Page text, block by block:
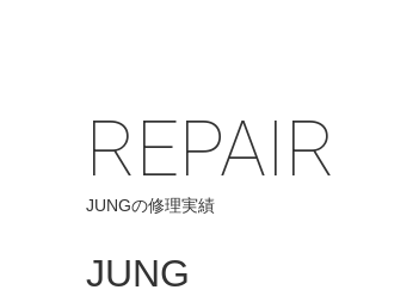
PHILOSOPHY
フィロソフィー
お問い合わせ
REPAIR
JUNGの修理実績
JUNG